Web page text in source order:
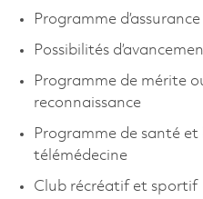
Programme
Possibilités
Programme de mérite
reconnaissance
Programme de santé
télémédecine
Club récréatif et sportif